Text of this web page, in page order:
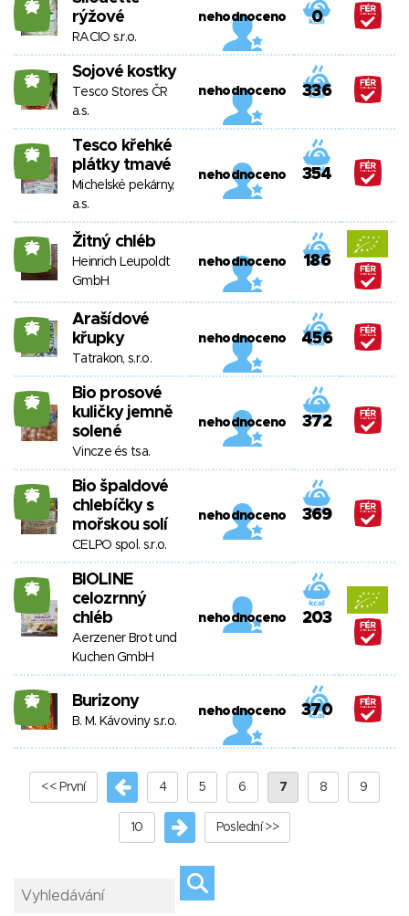
26
rýžové
RACIO s.r.o.
nehodnoceno 0
26 Sojové kostky
Tesco Stores ČR
a.s.
nehodnoceno 336
26
Tesco křehké
plátky tmavé
Michelské pekárny,
a.s.
nehodnoceno 354
26 Žitný chléb
Heinrich Leupoldt
GmbH
nehodnoceno 186
25
Arašídové
křupky
Tatrakon, s.r.o.
nehodnoceno 456
25
Bio prosové
kuličky jemně
solené
Vincze és tsa.
nehodnoceno 372
25
Bio špaldové
chlebíčky s
mořskou solí
CELPO spol. s.r.o.
nehodnoceno 369
25
BIOLINE
celozrnný
chléb
Aerzener Brot und
Kuchen GmbH
nehodnoceno 203
25 Burizony
B. M. Kávoviny s.r.o.
nehodnoceno 370
<< První 4 5 6 7 8 9
10 Poslední >>